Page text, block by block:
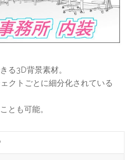
る3D背景素材。
クトごとに細分化されている
とも可能。